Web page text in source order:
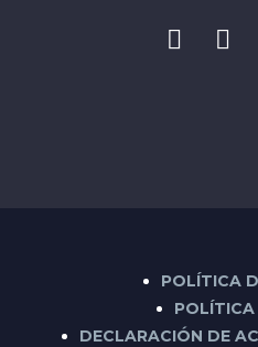
POLÍTICA
POLÍTICA
DECLARACIÓN DE